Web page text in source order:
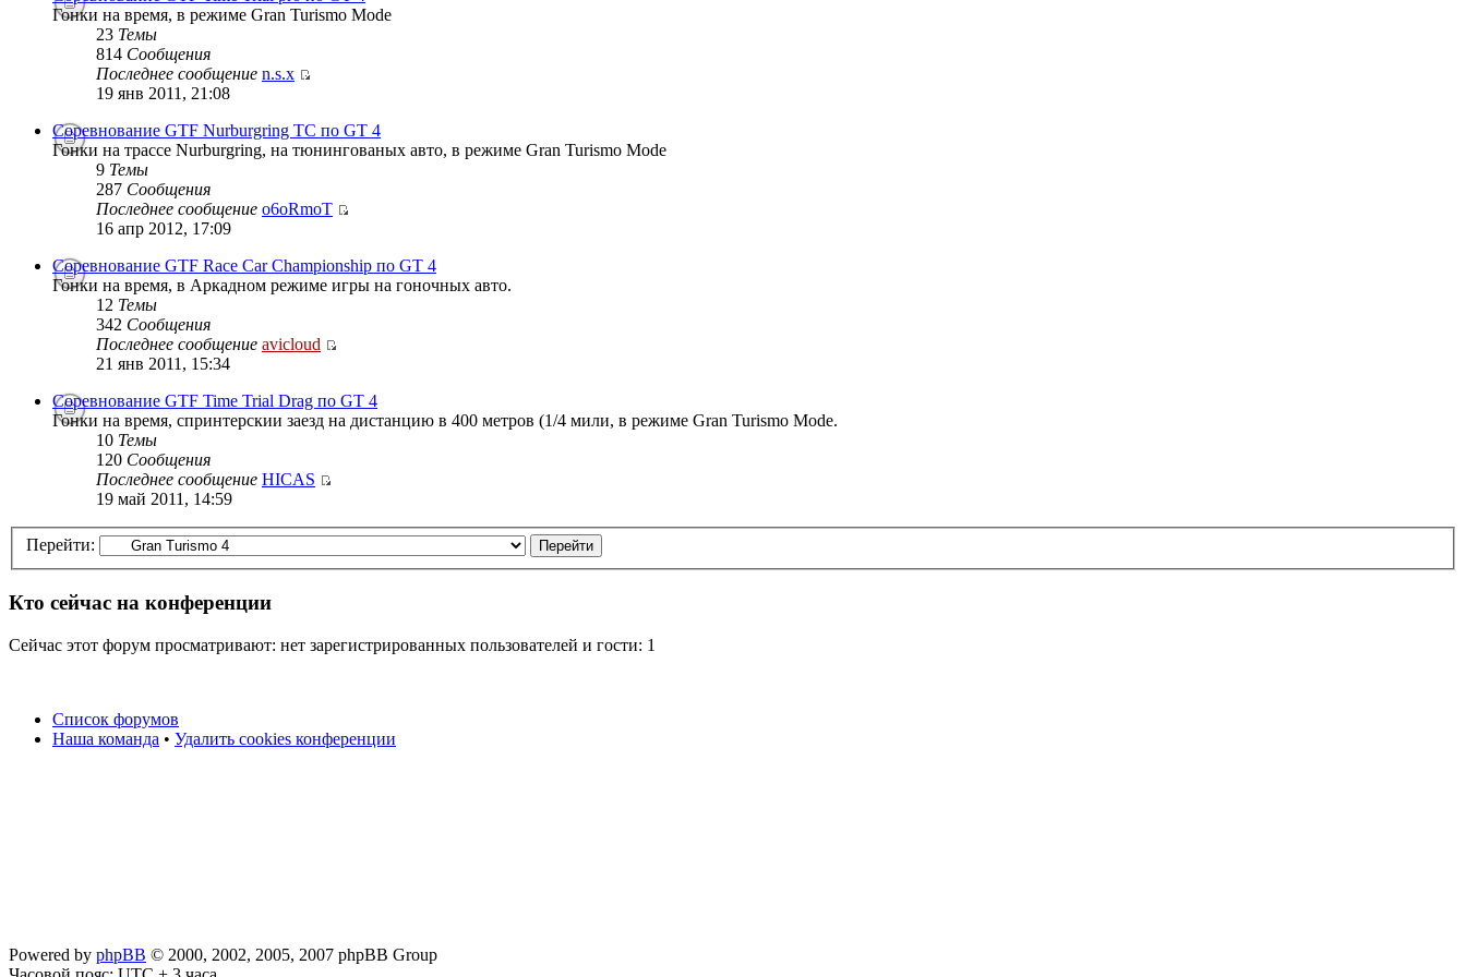
Гонки на время, в режиме Gran Turismo Mode
23 Темы
814 Сообщения
Последнее сообщение n.s.x
19 янв 2011, 21:08
Соревнование GTF Nurburgring TC по GT 4
Гонки на трассе Nurburgring, на тюнингованых авто, в режиме Gran Turismo Mode
9 Темы
287 Сообщения
Последнее сообщение o6oRmoT
16 апр 2012, 17:09
Соревнование GTF Race Car Championship по GT 4
Гонки на время, в Аркадном режиме игры на гоночных авто.
12 Темы
342 Сообщения
Последнее сообщение avicloud
21 янв 2011, 15:34
Соревнование GTF Time Trial Drag по GT 4
Гонки на время, спринтерскии заезд на дистанцию в 400 метров (1/4 мили, в режиме Gran Turismo Mode.
10 Темы
120 Сообщения
Последнее сообщение HICAS
19 май 2011, 14:59
Перейти:
Кто сейчас на конференции
Сейчас этот форум просматривают: нет зарегистрированных пользователей и гости: 1
Список форумов
Наша команда • Удалить cookies конференции
Powered by phpBB © 2000, 2002, 2005, 2007 phpBB Group